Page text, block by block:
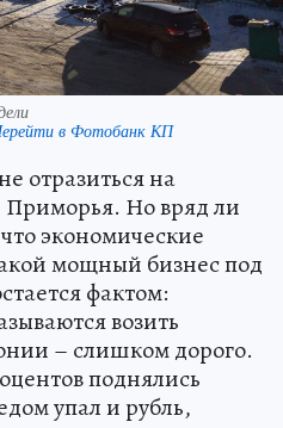
в Фотобанк КП
отразиться на
Но вряд ли
экономические
мощный бизнес под
фактом:
возить
– слишком дорого.
поднялись
упал и рубль,